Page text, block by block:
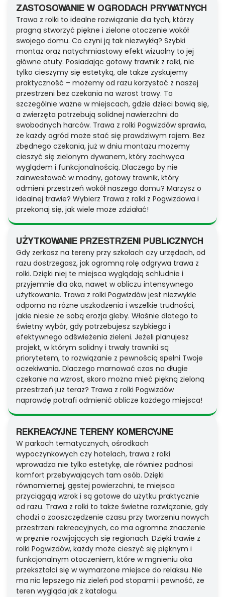
ZASTOSOWANIE W OGRODACH PRYWATNYCH
Trawa z rolki to idealne rozwiązanie dla tych, którzy
pragną stworzyć piękne i zielone otoczenie wokół
swojego domu. Co czyni ją tak niezwykłą? Szybki
montaż oraz natychmiastowy efekt wizualny to jej
główne atuty. Posiadając gotowy trawnik z rolki, nie
tylko cieszymy się estetyką, ale także zyskujemy
praktyczność – możemy od razu korzystać z naszej
przestrzeni bez czekania na wzrost trawy. To
szczególnie ważne w miejscach, gdzie dzieci bawią się,
a zwierzęta potrzebują solidnej nawierzchni do
swobodnych harców. Trawa z rolki Pogwizdów sprawia,
że każdy ogród może stać się prawdziwym rajem. Bez
zbędnego czekania, już w dniu montażu możemy
cieszyć się zielonym dywanem, który zachwyca
wyglądem i funkcjonalnością. Dlaczego by nie
zainwestować w modny, gotowy trawnik, który
odmieni przestrzeń wokół naszego domu? Marzysz o
idealnej trawie? Wybierz Trawa z rolki z Pogwizdowa i
przekonaj się, jak wiele może zdziałać!
UŻYTKOWANIE PRZESTRZENI PUBLICZNYCH
Gdy zerkasz na tereny przy szkołach czy urzędach, od
razu dostrzegasz, jak ogromną rolę odgrywa trawa z
rolki. Dzięki niej te miejsca wyglądają schludnie i
przyjemnie dla oka, nawet w obliczu intensywnego
użytkowania. Trawa z rolki Pogwizdów jest niezwykle
odporna na różne uszkodzenia i wszelkie trudności,
jakie niesie ze sobą erozja gleby. Właśnie dlatego to
świetny wybór, gdy potrzebujesz szybkiego i
efektywnego odświeżenia zieleni. Jeżeli planujesz
projekt, w którym solidny i trwały trawniki są
priorytetem, to rozwiązanie z pewnością spełni Twoje
oczekiwania. Dlaczego marnować czas na długie
czekanie na wzrost, skoro można mieć piękną zieloną
przestrzeń już teraz? Trawa z rolki Pogwizdów
naprawdę potrafi odmienić oblicze każdego miejsca!
REKREACYJNE TERENY KOMERCYJNE
W parkach tematycznych, ośrodkach
wypoczynkowych czy hotelach, trawa z rolki
wprowadza nie tylko estetykę, ale również podnosi
komfort przebywających tam osób. Dzięki
równomiernej, gęstej powierzchni, te miejsca
przyciągają wzrok i są gotowe do użytku praktycznie
od razu. Trawa z rolki to także świetne rozwiązanie, gdy
chodzi o zaoszczędzenie czasu przy tworzeniu nowych
przestrzeni rekreacyjnych, co ma ogromne znaczenie
w prężnie rozwijających się regionach. Dzięki trawie z
rolki Pogwizdów, każdy może cieszyć się pięknym i
funkcjonalnym otoczeniem, które w mgnieniu oka
przekształci się w wymarzone miejsce do relaksu. Nie
ma nic lepszego niż zieleń pod stopami i pewność, że
teren wygląda jak z katalogu.